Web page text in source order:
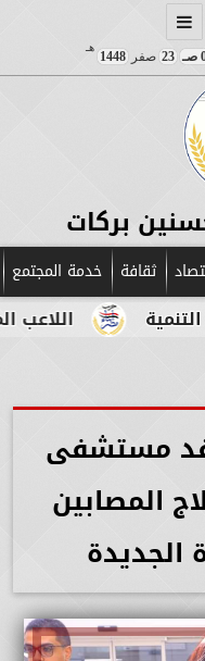
23 صفر1448
هـ
بركات
ثقافة خدمة المجتمع
اللاعب المصري
مستشفى
المصابين
الجديدة